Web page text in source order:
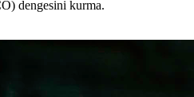
dengesini kurma.